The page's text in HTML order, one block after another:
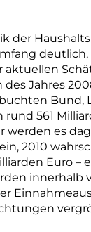
der
aktuellen
des Jahres
Bund,
rund 561
werden es
2010
Euro –
innerhalb